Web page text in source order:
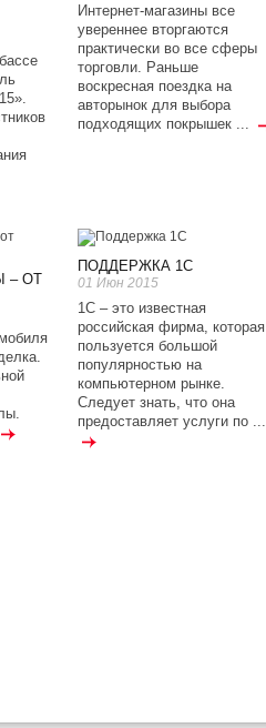
Интернет-магазины все
увереннее вторгаются
практически во все сферы
торговли. Раньше
воскресная поездка на
авторынок для выбора
подходящих покрышек ...
– ОТ
ПОДДЕРЖКА 1С
01 Июн 2015
1С – это известная
российская фирма, которая
пользуется большой
популярностью на
компьютерном рынке.
Следует знать, что она
предоставляет услуги по ...